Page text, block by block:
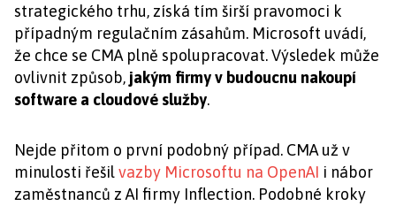
strategického trhu, získá tím širší pravomoci k
případným regulačním zásahům. Microsoft uvádí,
že chce se CMA plně spolupracovat. Výsledek může
ovlivnit způsob, jakým firmy v budoucnu nakoupí
software a cloudové služby.
Nejde přitom o první podobný případ. CMA už v
minulosti řešilvazby Microsoftu na OpenAI i nábor
zaměstnanců z AI firmy Inflection. Podobné kroky